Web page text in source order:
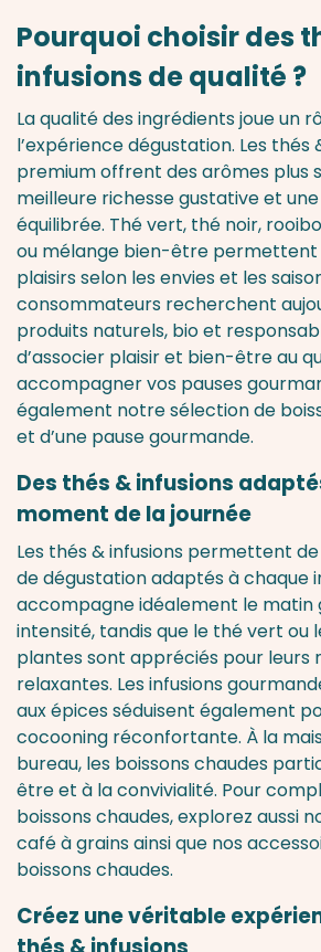
Pourquoi choisir des
infusions de qualité ?
La qualité des ingrédients joue un
l’expérience dégustation. Les thés
premium offrent des arômes plus
meilleure richesse gustative et
équilibrée. Thé vert, thé noir,
ou mélange bien-être permettent
plaisirs selon les envies et les
consommateurs recherchent
produits naturels, bio et
d’associer plaisir et bien-être au
accompagner vos pauses
également notre sélection de
et d’une pause gourmande.
Des thés & infusions
moment de la journée
Les thés & infusions permettent
de dégustation adaptés à chaque
accompagne idéalement le matin
intensité, tandis que le thé vert ou
plantes sont appréciés pour leurs
relaxantes. Les infusions
aux épices séduisent également
cocooning réconfortante. À la
bureau, les boissons chaudes
être et à la convivialité. Pour
boissons chaudes, explorez aussi
café à grainsainsi que nos
boissons chaudes.
Créez une véritable